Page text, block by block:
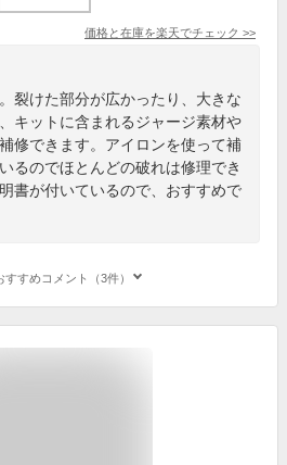
価格と在庫を楽天でチェック >>
裂けた部分が広かったり、大きな
キットに含まれるジャージ素材や
修できます。アイロンを使って補
るのでほとんどの破れは修理でき
書が付いているので、おすすめで
すすめコメント（3件）